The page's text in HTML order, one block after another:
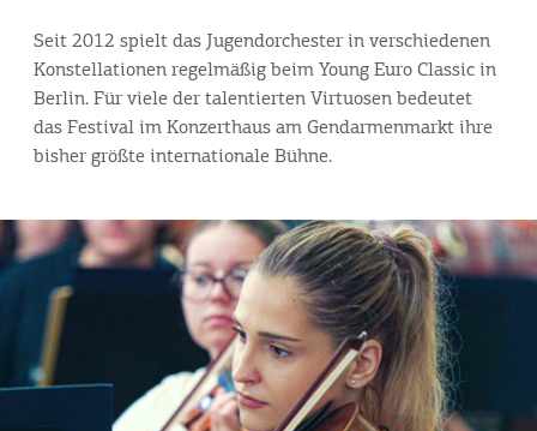
Seit 2012 spielt das Jugendorchester in verschiedenen
Konstellationen regelmäßig beim Young Euro Classic in
Berlin. Für viele der talentierten Virtuosen bedeutet
das Festival im Konzerthaus am Gendarmenmarkt ihre
bisher größte internationale Bühne.